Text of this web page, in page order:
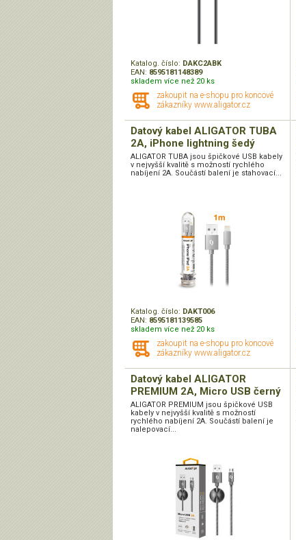
Katalog. číslo: DAKC2ABK
EAN: 8595181148389
skladem více než 20 ks
zakoupit na e-shopu pro koncové
zákazníky www.aligator.cz
Datový kabel ALIGATOR TUBA
2A, iPhone lightning šedý
ALIGATOR TUBA jsou špičkové USB kabely
v nejvyšší kvalitě s možností rychlého
nabíjení 2A. Součástí balení je stahovací...
Katalog. číslo: DAKT006
EAN: 8595181139585
skladem více než 20 ks
zakoupit na e-shopu pro koncové
zákazníky www.aligator.cz
Datový kabel ALIGATOR
PREMIUM 2A, Micro USB černý
ALIGATOR PREMIUM jsou špičkové USB
kabely v nejvyšší kvalitě s možností
rychlého nabíjení 2A. Součástí balení je
nalepovací...